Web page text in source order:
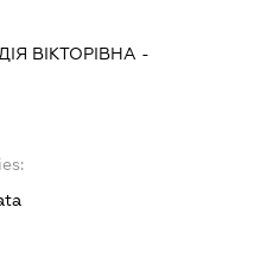
ВІКТОРІВНА -